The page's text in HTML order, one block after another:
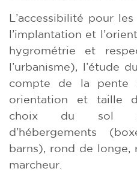
L’accessibilité pour
l’implantation et
hygrométrie et
l’urbanisme), l’étude
compte de la pente
orientation et taille
choix du sol
d’hébergements
barns), rond de longe,
marcheur.